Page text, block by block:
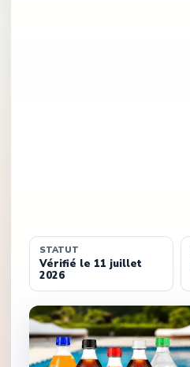
STATUT
Vérifié le 11 juillet
2026